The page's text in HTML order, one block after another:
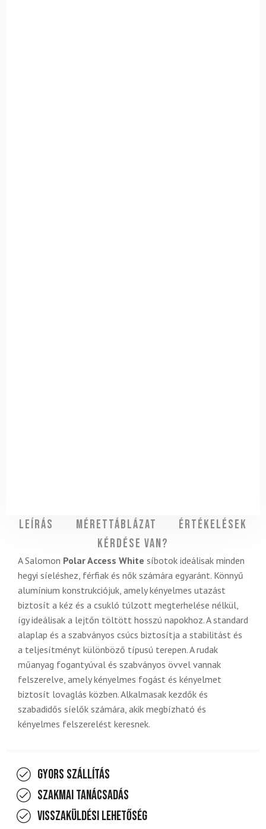
Leírás Mérettáblázat
Értékelések
Kérdése van?
A Salomon Polar Access White síbotok ideálisak minden
hegyi síeléshez, férfiak és nők számára egyaránt. Könnyű
alumínium konstrukciójuk, amely kényelmes utazást
biztosít a kéz és a csukló túlzott megterhelése nélkül,
így ideálisak a lejtőn töltött hosszú napokhoz. A standard
alaplap és a szabványos csúcs biztosítja a stabilitást és
a teljesítményt különböző típusú terepen. A rudak
műanyag fogantyúval és szabványos övvel vannak
felszerelve, amely kényelmes fogást és kényelmet
biztosít lovaglás közben. Alkalmasak kezdők és
szabadidős síelők számára, akik megbízható és
kényelmes felszerelést keresnek.
Gyors szállítás
Szakmai tanácsadás
Visszaküldési lehetőség